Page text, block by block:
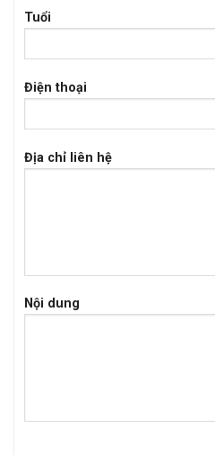
Tuổi
Điện thoại
Địa chỉ liên hệ
Nội dung